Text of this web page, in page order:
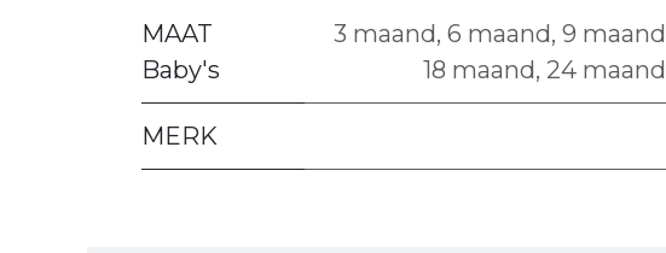
MAAT
Baby's
3 maand, 6 maand, 9 maand
18 maand, 24 maand
MERK